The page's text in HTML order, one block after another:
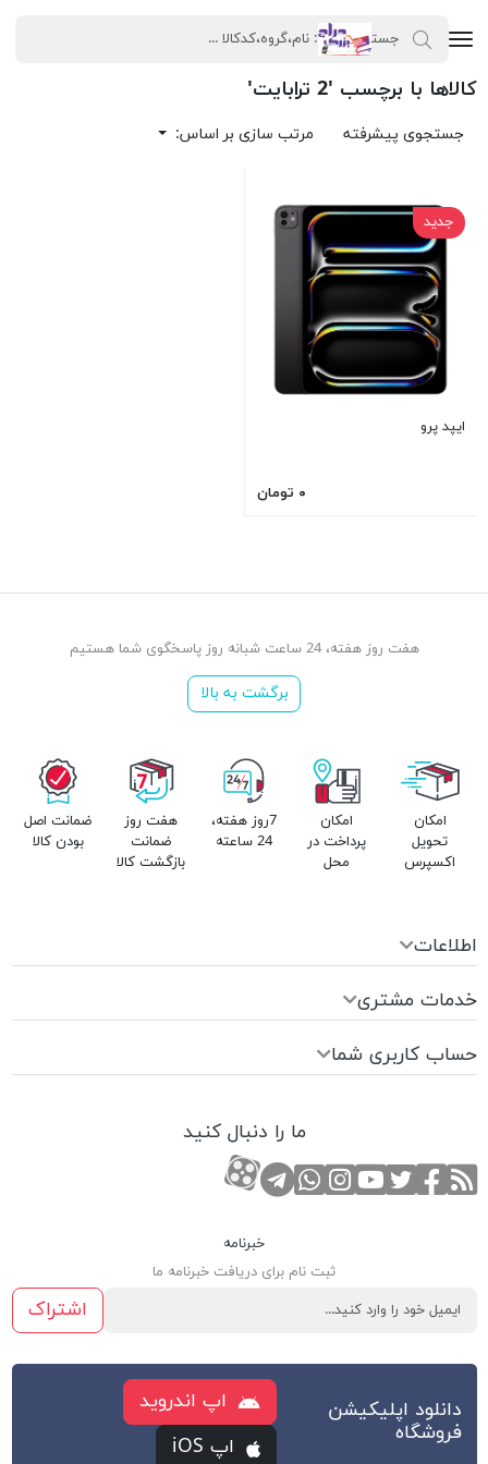
کالاها با برچسب '2 ترابایت'
جستجوی پیشرفته مرتب سازی بر اساس:
جدید
ایپد پرو
۰ تومان
هفت روز هفته، 24 ساعت شبانه روز پاسخگوی شما هستیم
برگشت به بالا
امکان
تحویل
اکسپرس
امکان
پرداخت در
محل
7روز هفته،
24 ساعته
هفت روز
ضمانت
بازگشت کالا
ضمانت اصل
بودن کالا
اطلاعات
خدمات مشتری
حساب کاربری شما
ما را دنبال کنید
RSSصفحه فیسبوک
صفحه تویتر
کانال یوتوب
صفحه اینستاگرام
تماس با واتس اپ
کانال تلگرام
کانال آپارات
خبرنامه
ثبت نام برای دریافت خبرنامه ما
اشتراک
دانلود اپلیکیشن
فروشگاه
اپ اندروید
اپ iOS